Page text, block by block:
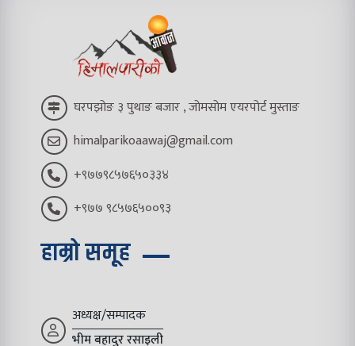
घरपझोङ ३ पुथाङ बजार , जोमसोम एयरपोर्ट मुस्ताङ
himalparikoaawaj@gmail.com
+९७७९८५७६५०३३४
+९७७ ९८५७६५००९३
हाम्रो समूह
अध्यक्ष/सम्पादक
भीम बहादुर रसाइली